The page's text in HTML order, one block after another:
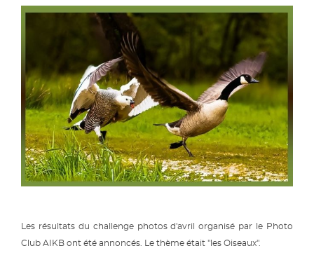
Les résultats du challenge photos d'avril organisé par le Photo
Club AIKB ont été annoncés. Le thème était "les Oiseaux".